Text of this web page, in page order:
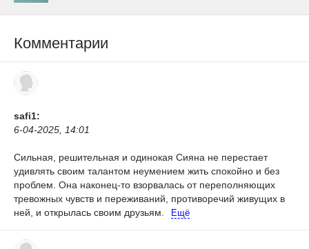
Комментарии
safi1:
6-04-2025, 14:01
Сильная, решительная и одинокая Сияна не перестает
удивлять своим талантом неумением жить спокойно и без
проблем. Она наконец-то взорвалась от переполняющих
тревожных чувств и переживаний, противоречий живущих в
ней, и открылась своим друзьям.
Ещё